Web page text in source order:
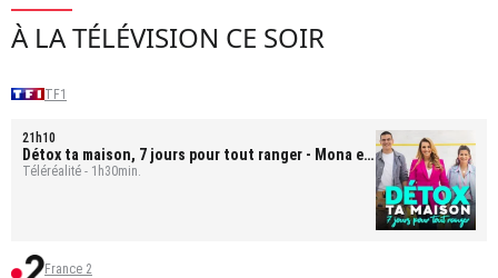
À LA TÉLÉVISION CE SOIR
TF1
21h10
Détox ta maison, 7 jours pour tout ranger - Mona et
Bastien
Téléréalité - 1h30min.
France 2